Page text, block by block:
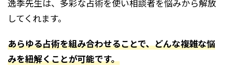
逸季先生は、多彩な占術を使い相談者を悩みから解放
してくれます。
あらゆる占術を組み合わせることで、どんな複雑な悩
みを紐解くことが可能です。